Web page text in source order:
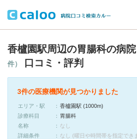
香櫨園駅周辺の胃腸科の病
件）
口コミ・評判
3件の医療機関が見つかりました
エリア・駅
香櫨園駅 (1000m)
診療科目
胃腸科
名称
なし
詳細条件
なし (曜日や時間帯を指定でき